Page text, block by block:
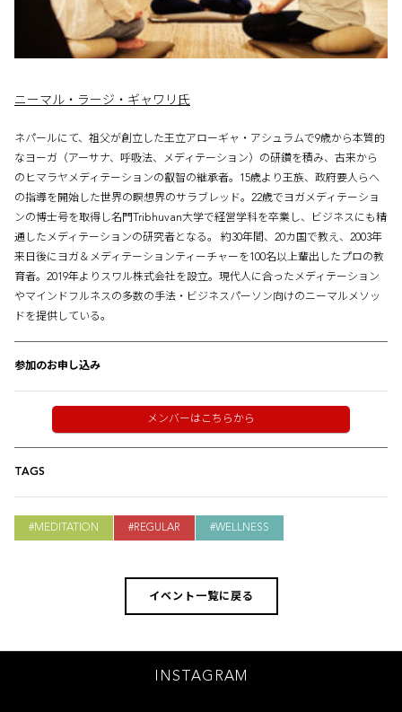
ニーマル・ラージ・ギャワリ氏
ネパールにて、祖父が創立した王立アローギャ・アシュラムで9歳から本質的
なヨーガ（アーサナ、呼吸法、メディテーション）の研鑽を積み、古来から
のヒマラヤメディテーションの叡智の継承者。15歳より王族、政府要人らへ
の指導を開始した世界の瞑想界のサラブレッド。22歳でヨガメディテーショ
ンの博士号を取得し名門Tribhuvan大学で経営学科を卒業し、ビジネスにも精
通したメディテーションの研究者となる。 約30年間、20カ国で教え、2003年
来日後にヨガ＆メディテーションティーチャーを100名以上輩出したプロの教
育者。2019年よりスワル株式会社を設立。現代人に合ったメディテーション
やマインドフルネスの多数の手法・ビジネスパーソン向けのニーマルメソッ
ドを提供している。
参加のお申し込み
メンバーはこちらから
TAGS
MEDITATION REGULAR WELLNESS
イベント一覧に戻る
INSTAGRAM